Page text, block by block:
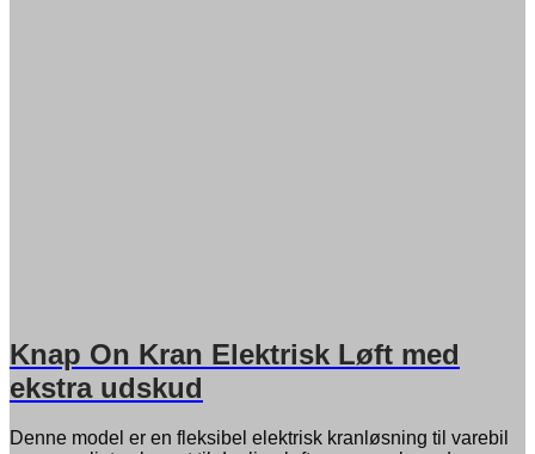
Knap On Kran Elektrisk Løft med
ekstra udskud
Denne model er en fleksibel elektrisk kranløsning til varebil